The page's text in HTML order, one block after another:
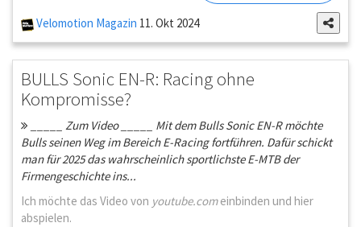
Velomotion Magazin 11. Okt 2024
BULLS Sonic EN-R: Racing ohne
Kompromisse?
_____ Zum Video _____ Mit dem Bulls Sonic EN-R möchte
Bulls seinen Weg im Bereich E-Racing fortführen. Dafür schickt
man für 2025 das wahrscheinlich sportlichste E-MTB der
Firmengeschichte ins...
Ich möchte das Video von youtube.comeinbinden und hier
abspielen.